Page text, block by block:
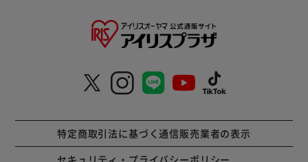
特定商取引法に基づく通信販売業者の表示
セキュリティ・プライバシーポリシー